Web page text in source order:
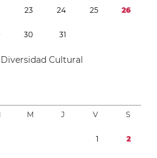
23 24 25 26
30 31
Cultural
M J V S
1 2